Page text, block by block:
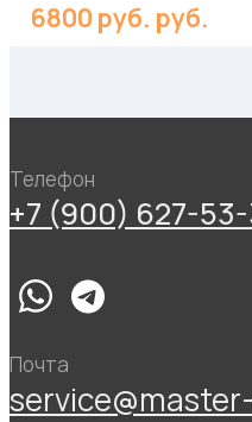
6800 руб. руб.
Телефон
+7 (900) 627-
Почта